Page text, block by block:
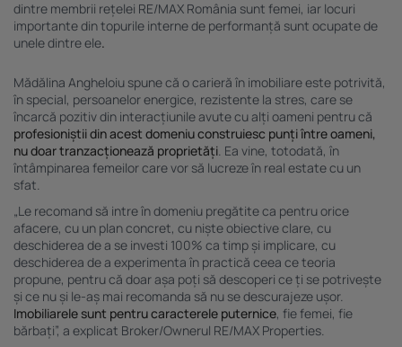
dintre membrii rețelei RE/MAX România sunt femei, iar locuri
importante din topurile interne de performanță sunt ocupate de
unele dintre ele.
Mădălina Angheloiu spune că o carieră în imobiliare este potrivită,
în special, persoanelor energice, rezistente la stres, care se
încarcă pozitiv din interacțiunile avute cu alți oameni pentru că
profesioniștii din acest domeniu construiesc punți între oameni,
nu doar tranzacționează proprietăți. Ea vine, totodată, în
întâmpinarea femeilor care vor să lucreze în real estate cu un
sfat.
„Le recomand să intre în domeniu pregătite ca pentru orice
afacere, cu un plan concret, cu niște obiective clare, cu
deschiderea de a se investi 100% ca timp și implicare, cu
deschiderea de a experimenta în practică ceea ce teoria
propune, pentru că doar așa poți să descoperi ce ți se potrivește
și ce nu și le-aș mai recomanda să nu se descurajeze ușor.
Imobiliarele sunt pentru caracterele puternice, fie femei, fie
bărbați”, a explicat Broker/Ownerul RE/MAX Properties.